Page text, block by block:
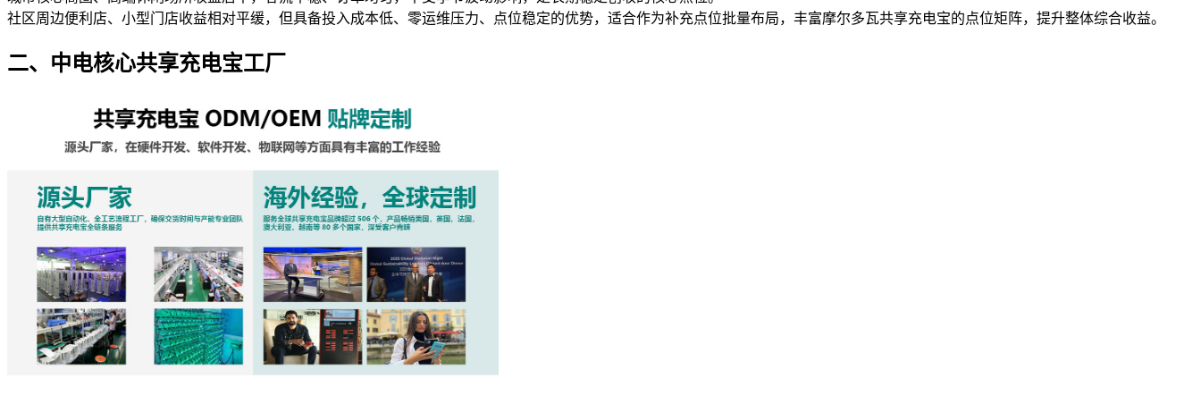
社区周边便利店、小型门店收益相对平缓，但具备投入成本低、零运维压力、点位稳定的优势，适合作为补充点位批量布局，丰富摩尔多瓦共享充电宝的点位矩阵，提升整体综合收益。
二、中电核心共享充电宝工厂